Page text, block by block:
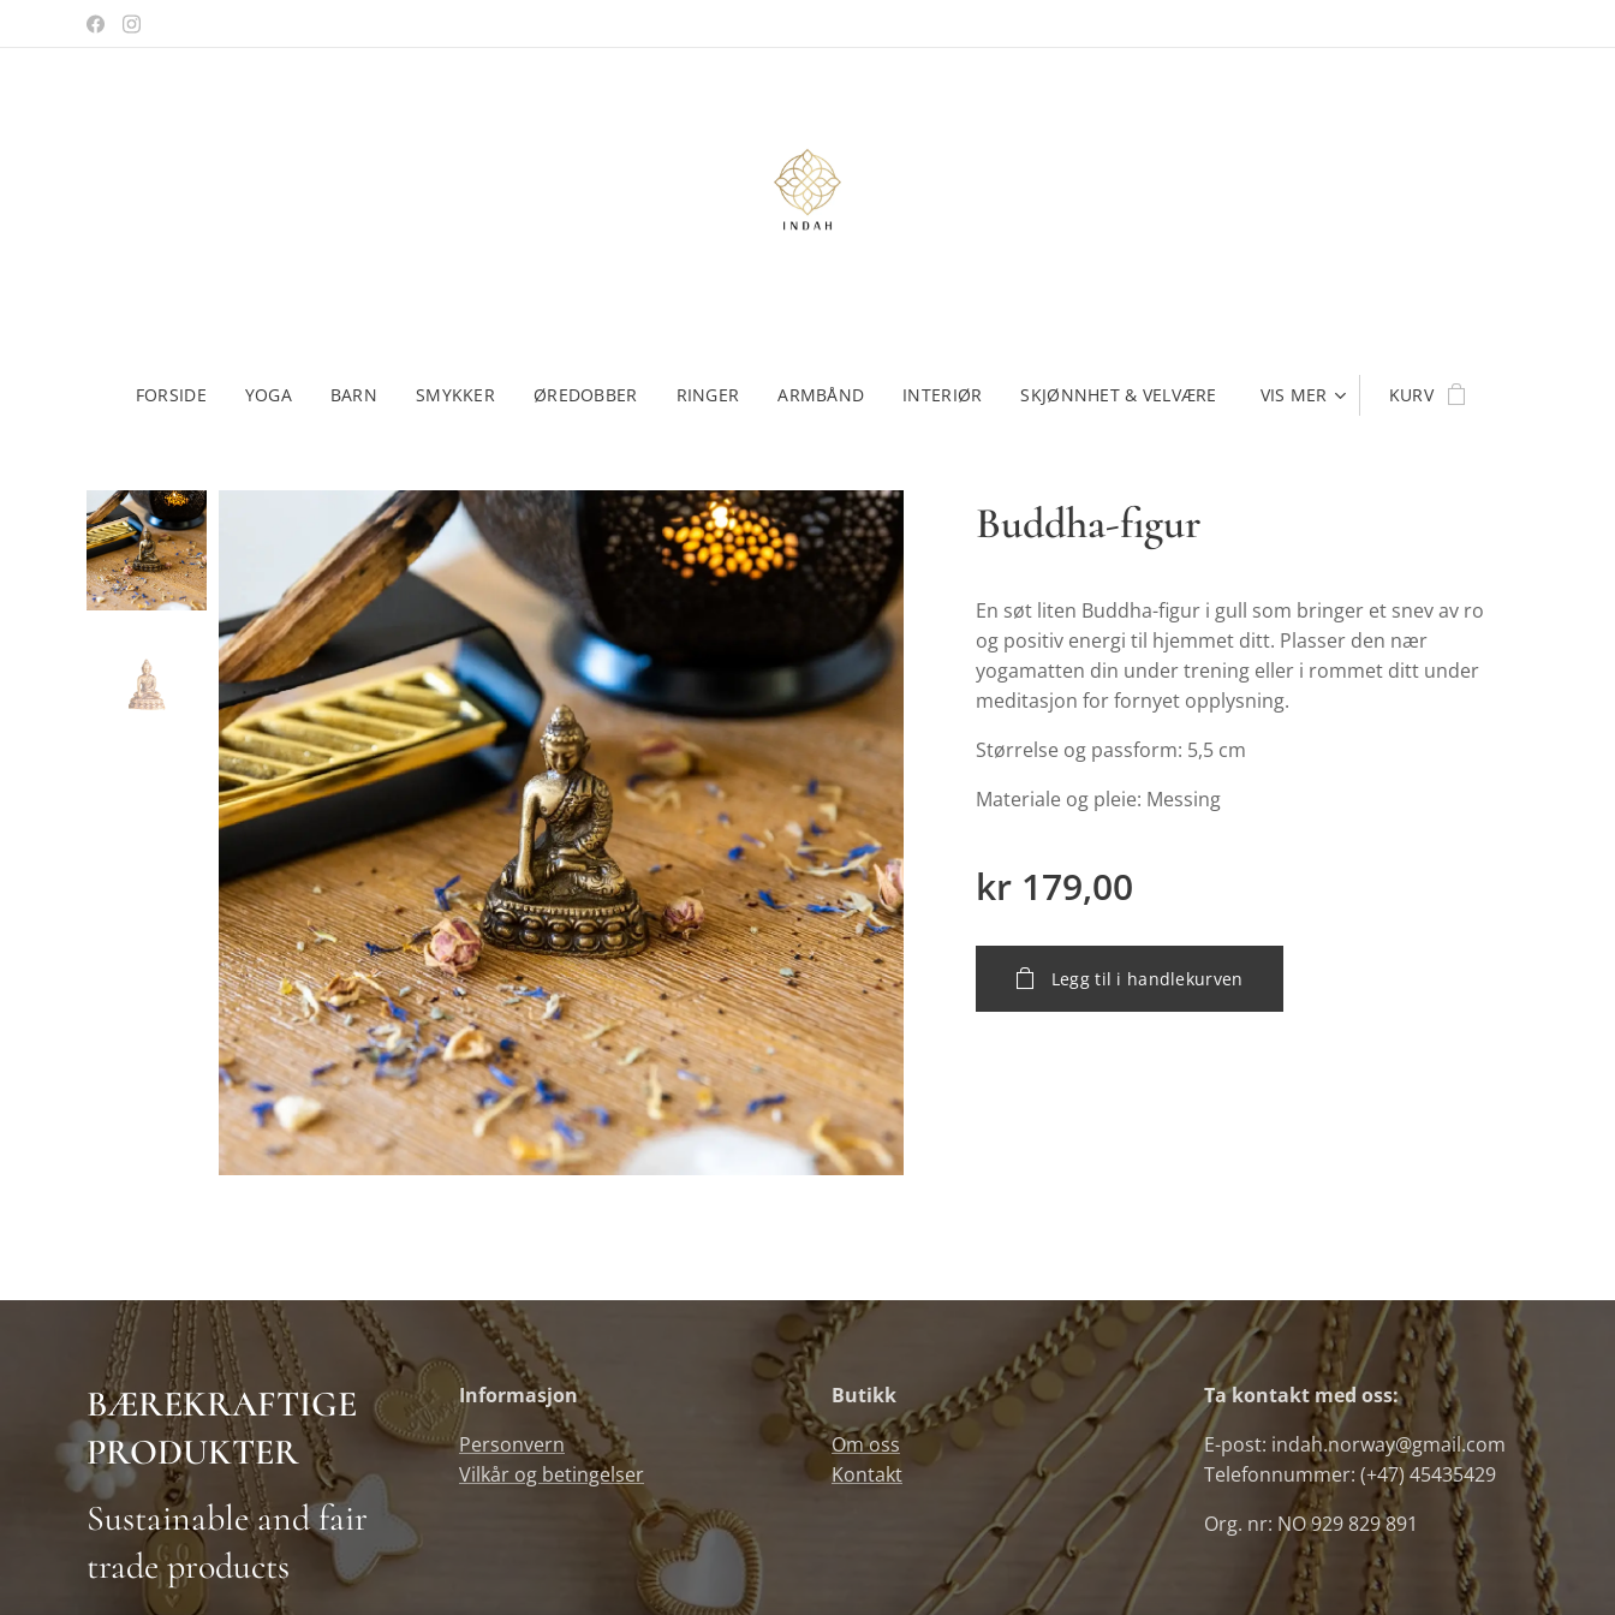
FORSIDE YOGA BARN SMYKKER ØREDOBBER RINGER ARMBÅND INTERIØR SKJØNNHET & VELVÆRE VIS MER KURV
Buddha-figur
En søt liten Buddha-figur i gull som bringer et snev av ro
og positiv energi til hjemmet ditt. Plasser den nær
yogamatten din under trening eller i rommet ditt under
meditasjon for fornyet opplysning.
Størrelse og passform: 5,5 cm
Materiale og pleie: Messing
kr 179,00
Legg til i handlekurven
BÆREKRAFTIGE
PRODUKTER
Sustainable and fair
trade products
Informasjon
Personvern
Vilkår og betingelser
Butikk
Om oss
Kontakt
Ta kontakt med oss:
E-post: indah.norway@gmail.com
Telefonnummer: (+47) 45435429
Org. nr: NO 929 829 891